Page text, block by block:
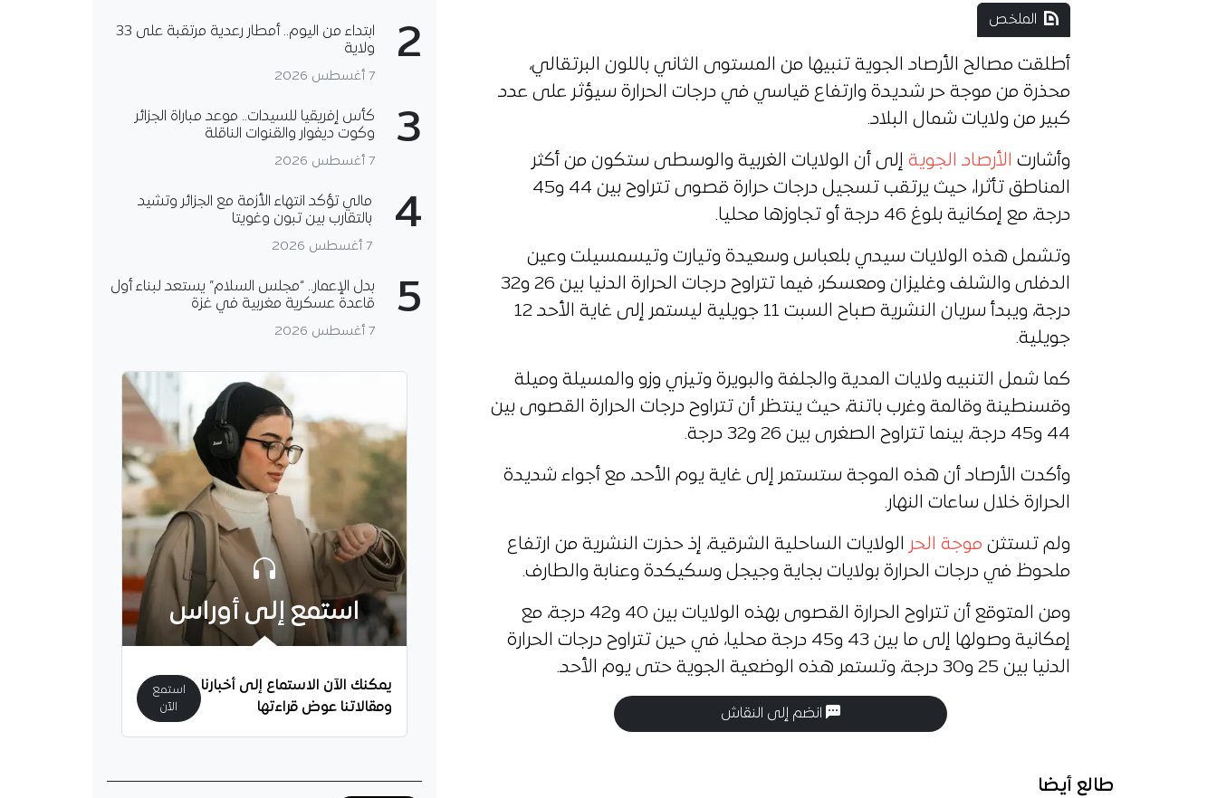
الملخص
أطلقت مصالح الأرصاد الجوية تنبيها من المستوى الثاني باللون البرتقالي،
محذرة من موجة حر شديدة وارتفاع قياسي في درجات الحرارة سيؤثر على عدد
كبير من ولايات شمال البلاد.
وأشارت الأرصاد الجوية إلى أن الولايات الغربية والوسطى ستكون من أكثر
المناطق تأثرا، حيث يرتقب تسجيل درجات حرارة قصوى تتراوح بين 44 و45
درجة، مع إمكانية بلوغ 46 درجة أو تجاوزها محليا.
وتشمل هذه الولايات سيدي بلعباس وسعيدة وتيارت وتيسمسيلت وعين
الدفلى والشلف وغليزان ومعسكر، فيما تتراوح درجات الحرارة الدنيا بين 26 و32
درجة، ويبدأ سريان النشرية صباح السبت 11 جويلية ليستمر إلى غاية الأحد 12
جويلية.
كما شمل التنبيه ولايات المدية والجلفة والبويرة وتيزي وزو والمسيلة وميلة
وقسنطينة وقالمة وغرب باتنة، حيث ينتظر أن تتراوح درجات الحرارة القصوى بين
44 و45 درجة، بينما تتراوح الصغرى بين 26 و32 درجة.
وأكدت الأرصاد أن هذه الموجة ستستمر إلى غاية يوم الأحد، مع أجواء شديدة
الحرارة خلال ساعات النهار.
ولم تستثن موجة الحر الولايات الساحلية الشرقية، إذ حذرت النشرية من ارتفاع
ملحوظ في درجات الحرارة بولايات بجاية وجيجل وسكيكدة وعنابة والطارف.
ومن المتوقع أن تتراوح الحرارة القصوى بهذه الولايات بين 40 و42 درجة، مع
إمكانية وصولها إلى ما بين 43 و45 درجة محليا، في حين تتراوح درجات الحرارة
الدنيا بين 25 و30 درجة، وتستمر هذه الوضعية الجوية حتى يوم الأحد.
انضم إلى النقاش
طالع أيضا
2
ابتداء من اليوم.. أمطار رعدية مرتقبة على 33
ولاية
7 أغسطس 2026
3
كأس إفريقيا للسيدات.. موعد مباراة الجزائر
وكوت ديفوار والقنوات الناقلة
7 أغسطس 2026
4
مالي تؤكد انتهاء الأزمة مع الجزائر وتشيد
بالتقارب بين تبون وغويتا
7 أغسطس 2026
5
بدل الإعمار.. “مجلس السلام” يستعد لبناء أول
قاعدة عسكرية مغربية في غزة
7 أغسطس 2026
استمع إلى أوراس
يمكنك الآن الاستماع إلى أخبارنا
ومقالاتنا عوض قراءتها
استمع
الآن